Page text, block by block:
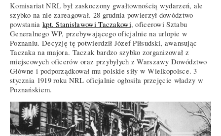
Komisariat NRL był zaskoczony gwałtownością wydarzeń, ale
szybko na nie zareagował. 28 grudnia powierzył dowództwo
powstania kpt. Stanisławowi Taczakowi, oficerowi Sztabu
Generalnego WP, przebywającego oficjalnie na urlopie w
Poznaniu. Decyzję tę potwierdził Józef Piłsudski, awansując
Taczaka na majora. Taczak bardzo szybko zorganizował z
miejscowych oficerów oraz przybyłych z Warszawy Dowództwo
Główne i podporządkował mu polskie siły w Wielkopolsce. 3
stycznia 1919 roku NRL oficjalnie ogłosiła przejęcie władzy w
Poznańskiem.